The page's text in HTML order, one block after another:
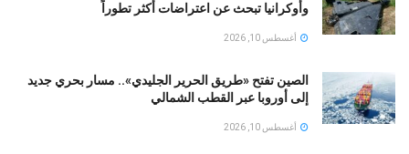
وأوكرانيا تبحث عن اعتراضات أكثر تطوراً
أغسطس 10, 2026
الصين تفتح «طريق الحرير الجليدي».. مسار بحري جديد
إلى أوروبا عبر القطب الشمالي
أغسطس 10, 2026